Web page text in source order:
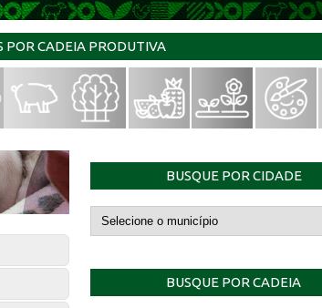
POR CADEIA PRODUTIVA
BUSQUE POR CIDADE
BUSQUE POR CADEIA